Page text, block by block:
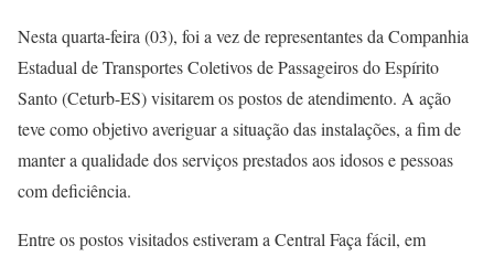
Nesta quarta-feira (03), foi a vez de representantes da Companhia
Estadual de Transportes Coletivos de Passageiros do Espírito
Santo (Ceturb-ES) visitarem os postos de atendimento. A ação
teve como objetivo averiguar a situação das instalações, a fim de
manter a qualidade dos serviços prestados aos idosos e pessoas
com deficiência.
Entre os postos visitados estiveram a Central Faça fácil, em